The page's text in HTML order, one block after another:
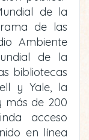
de la
de las
Ambiente
de la
bibliotecas
y Yale, la
más de 200
acceso
en línea